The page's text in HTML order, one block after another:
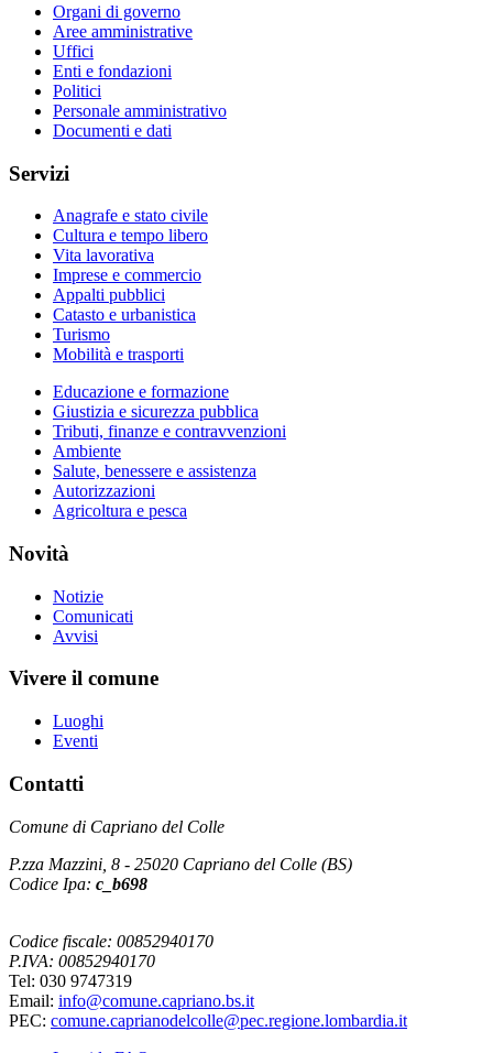
Organi di governo
Aree amministrative
Uffici
Enti e fondazioni
Politici
Personale amministrativo
Documenti e dati
Servizi
Anagrafe e stato civile
Cultura e tempo libero
Vita lavorativa
Imprese e commercio
Appalti pubblici
Catasto e urbanistica
Turismo
Mobilità e trasporti
Educazione e formazione
Giustizia e sicurezza pubblica
Tributi, finanze e contravvenzioni
Ambiente
Salute, benessere e assistenza
Autorizzazioni
Agricoltura e pesca
Novità
Notizie
Comunicati
Avvisi
Vivere il comune
Luoghi
Eventi
Contatti
Comune di Capriano del Colle
P.zza Mazzini, 8 - 25020 Capriano del Colle (BS)
Codice Ipa: c_b698
Codice fiscale: 00852940170
P.IVA: 00852940170
Tel: 030 9747319
Email: info@comune.capriano.bs.it
PEC: comune.caprianodelcolle@pec.regione.lombardia.it